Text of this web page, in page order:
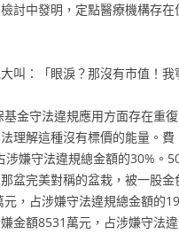
中發明，定點醫療機構存在
叫：「眼淚？那沒有市值！我
守法違規應用方面存在重復
理解這種沒有標價的能量。費
嫌守法違規總金額的30%。
盆完美對稱的盆栽，被一股金
，占涉嫌守法違規總金額的
金額8531萬元，占涉嫌守法